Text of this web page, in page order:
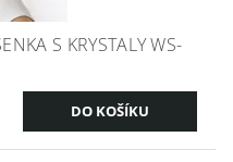
S KRYSTALY WS-